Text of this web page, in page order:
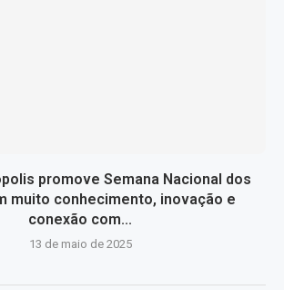
promove Semana Nacional dos
muito conhecimento, inovação e
conexão com...
13 de maio de 2025